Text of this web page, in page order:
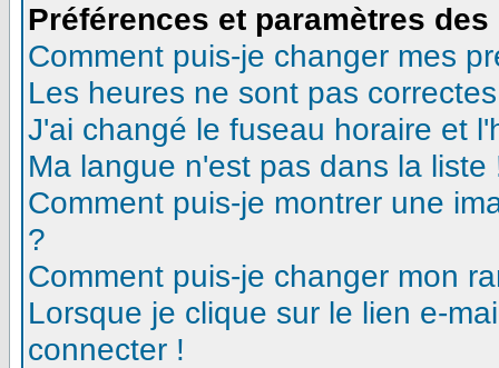
Préférences et paramètres
Comment puis-je changer mes
Les heures ne sont pas
J'ai changé le fuseau horaire et
Ma langue n'est pas dans la liste
Comment puis-je montrer une
?
Comment puis-je changer mon
Lorsque je clique sur le lien e-
connecter !